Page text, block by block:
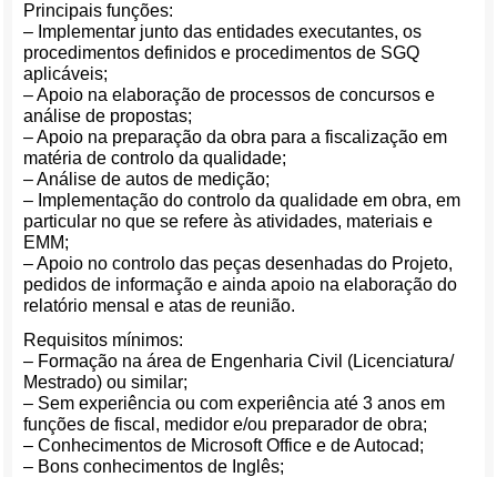
Principais funções:
– Implementar junto das entidades executantes, os
procedimentos definidos e procedimentos de SGQ
aplicáveis;
– Apoio na elaboração de processos de concursos e
análise de propostas;
– Apoio na preparação da obra para a fiscalização em
matéria de controlo da qualidade;
– Análise de autos de medição;
– Implementação do controlo da qualidade em obra, em
particular no que se refere às atividades, materiais e
EMM;
– Apoio no controlo das peças desenhadas do Projeto,
pedidos de informação e ainda apoio na elaboração do
relatório mensal e atas de reunião.
Requisitos mínimos:
– Formação na área de Engenharia Civil (Licenciatura/
Mestrado) ou similar;
– Sem experiência ou com experiência até 3 anos em
funções de fiscal, medidor e/ou preparador de obra;
– Conhecimentos de Microsoft Office e de Autocad;
– Bons conhecimentos de Inglês;